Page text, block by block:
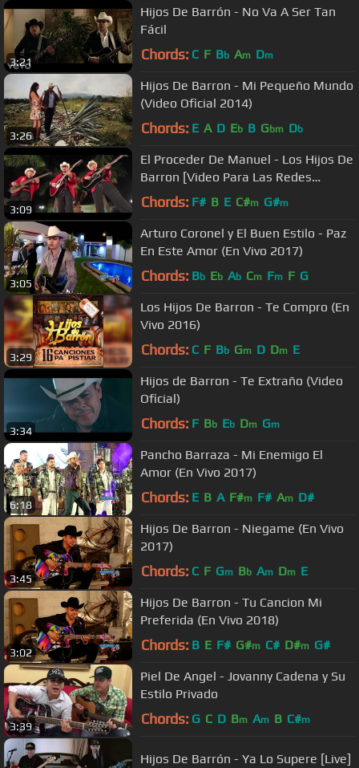
3:21
Hijos De Barrón - No Va A Ser Tan
Fácil
Chords: C F Bb Am Dm
3:26
Hijos De Barron - Mi Pequeño Mundo
(Video Oficial 2014)
Chords: E A D Eb B Gbm Db
3:09
El Proceder De Manuel - Los Hijos De
Barron [Video Para Las Redes
Sociales]
Chords: F# B E C#m G#m
3:05
Arturo Coronel y El Buen Estilo - Paz
En Este Amor (En Vivo 2017)
Chords: Bb Eb Ab Cm Fm F G
3:29
Los Hijos De Barron - Te Compro (En
Vivo 2016)
Chords: C F Bb Gm D Dm E
3:34
Hijos de Barron - Te Extraño (Video
Oficial)
Chords: F Bb Eb Dm Gm
6:18
Pancho Barraza - Mi Enemigo El
Amor (En Vivo 2017)
Chords: E B A F#m F# Am D#
3:45
Hijos De Barron - Niegame (En Vivo
2017)
Chords: C F Gm Bb Am Dm E
3:02
Hijos De Barron - Tu Cancion Mi
Preferida (En Vivo 2018)
Chords: B E F# G#m C# D#m G#
3:39
Piel De Angel - Jovanny Cadena y Su
Estilo Privado
Chords: G C D Bm Am B C#m
Hijos De Barrón - Ya Lo Supere [Live]